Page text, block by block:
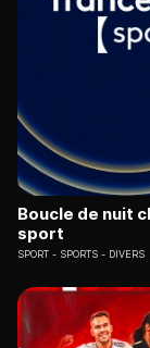
Boucle de nuit
sport
SPORT SPORTS - DIVERS